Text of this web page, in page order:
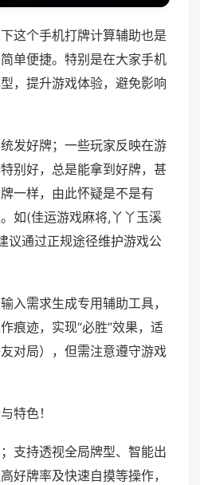
这个手机打牌计算辅助也是
单便捷。特别是在大家手机
，提升游戏体验，避免影响
发好牌；一些玩家反映在游
别好，总是能拿到好牌，甚
一样，由此怀疑是不是有
如(佳运游戏麻将,丫丫玉溪
议通过正规途径维护游戏公
入需求生成专用辅助工具，
痕迹，实现“必胜”效果，适
对局），但需注意遵守游戏
特色！
支持透视全局牌型、智能出
好牌率及快速自摸等操作，